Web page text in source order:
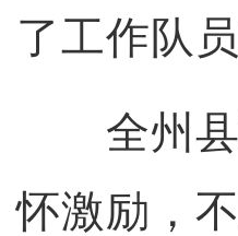
了工作队
全州县
怀激励，